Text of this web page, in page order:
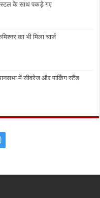
के साथ पकड़े गए
का भी मिला चार्ज
में सीवरेज और पार्किंग स्टैंड